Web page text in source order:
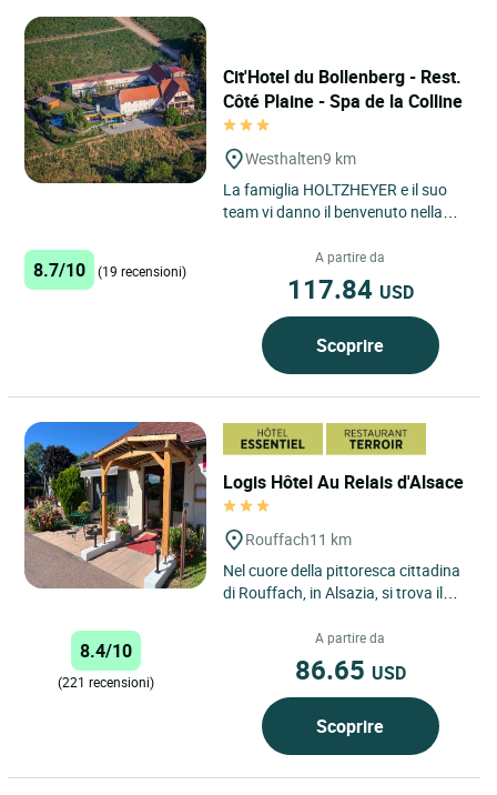
Cit'Hotel du Bollenberg - Rest.
Côté Plaine - Spa de la Colline
Westhalten9 km
La famiglia HOLTZHEYER e il suo
team vi danno il benvenuto nella
ideale tra Colmar e...
8.7/10 (19 recensioni)
A partire da
117.84 USD
Scoprire
Logis Hôtel Au Relais d'Alsace
Rouffach11 km
Nel cuore della pittoresca cittadina
di Rouffach, in Alsazia, si trova il
8.4/10
(221 recensioni)
A partire da
86.65 USD
Scoprire